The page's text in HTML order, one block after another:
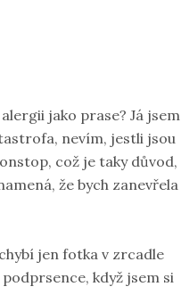
jako prase? Já jsem
nevím, jestli jsou
což je taky důvod,
že bych zanevřela
jen fotka v zrcadle
když jsem si